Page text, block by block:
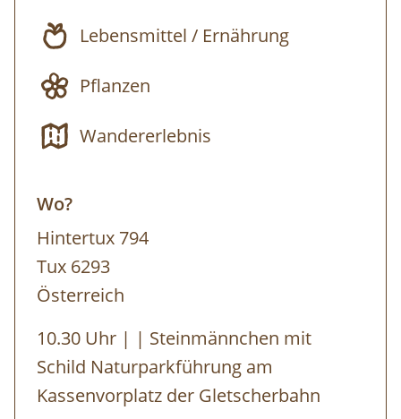
Verarbeitungsmöglichkeiten. Vom
BUCH-TIPP:
Heilkräuter, Die Apotheke der Natur
Anmeldung:
https://www.myzillertal.at/de/products/
in-tux
Gut zu wissen:
Charakter: Einfache Wanderung mit 200m
Höhenunterschied
Lebensmittel / Ernährung
Pflanzen
Wandererlebnis
Wo?
Hintertux 794
Tux 6293
Österreich
10.30 Uhr | | Steinmännchen mit
Schild Naturparkführung am
Kassenvorplatz der Gletscherbahn